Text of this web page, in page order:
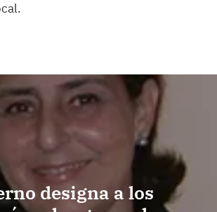
designa a los